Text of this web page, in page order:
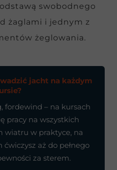
swobodnego
żaglami i jednym z
żeglowania.
jacht na każdym
fordewind – na kursach
pracy na wszystkich
wiatru w praktyce, na
aż do pełnego
za sterem.